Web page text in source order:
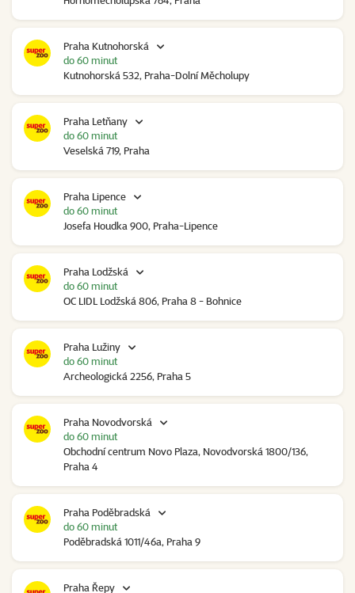
Praha Kutnohorská
Kutnohorská 532, Praha-Dolní Měcholupy
do 60 minut
Praha Letňany
Veselská 719, Praha
do 60 minut
Praha Lipence
Josefa Houdka 900, Praha-Lipence
do 60 minut
Praha Lodžská
OC LIDL Lodžská 806, Praha 8 - Bohnice
do 60 minut
Praha Lužiny
Archeologická 2256, Praha 5
do 60 minut
Praha Novodvorská
Obchodní centrum Novo Plaza, Novodvorská 1800/136,
Praha 4
do 60 minut
Praha Poděbradská
Poděbradská 1011/46a, Praha 9
do 60 minut
Praha Řepy